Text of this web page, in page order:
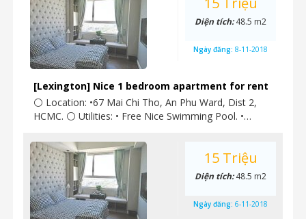
[Lexington] Nice 1 bedroom apartment for rent
⚪ Location: •67 Mai Chi Tho, An Phu Ward, Dist 2,
HCMC. ⚪ Utilities: • Free Nice Swimming Pool. •…
Diện tích:48.5 m2
Ngày đăng: 8-11-2018
15 Triệu
Diện tích:48.5 m2
Ngày đăng: 6-11-2018